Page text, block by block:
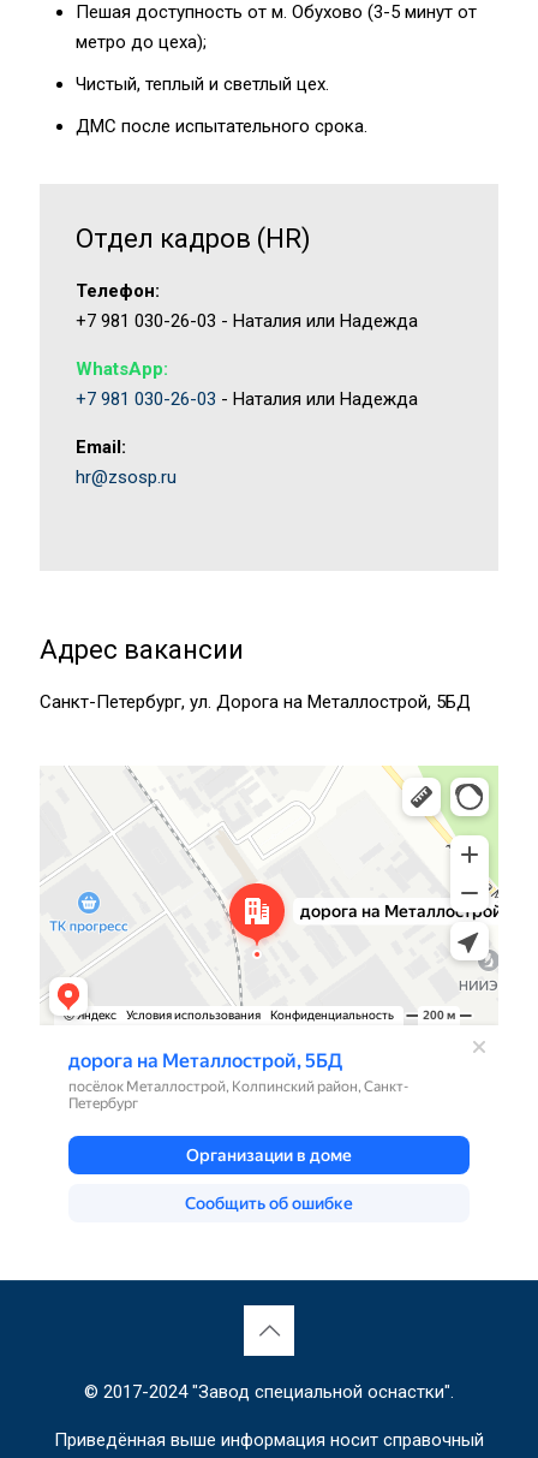
Пешая доступность от м. Обухово (3-5 минут от
метро до цеха);
Чистый, теплый и светлый цех.
ДМС после испытательного срока.
Отдел кадров (HR)
Телефон:
+7 981 030-26-03 - Наталия или Надежда
WhatsApp:
+7 981 030-26-03 - Наталия или Надежда
Email:
hr@zsosp.ru
Адрес вакансии
Санкт-Петербург, ул. Дорога на Металлострой, 5БД
Санкт‑Петербург
Яндекс Карты
© 2017-2024 "Завод специальной оснастки".
Приведённая выше информация носит справочный